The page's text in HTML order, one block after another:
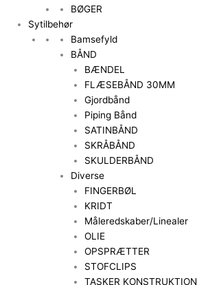
BØGER
Sytilbehør
Bamsefyld
BÅND
BÆNDEL
FLÆSEBÅND 30MM
Gjordbånd
Piping Bånd
SATINBÅND
SKRÅBÅND
SKULDERBÅND
Diverse
FINGERBØL
KRIDT
Måleredskaber/Linealer
OLIE
OPSPRÆTTER
STOFCLIPS
TASKER KONSTRUKTION